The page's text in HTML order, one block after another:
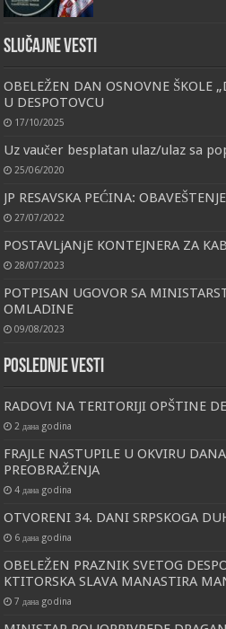
Slučajne vesti
OBELEŽEN DAN OSNOVNE ŠKOLE
U DESPOTOVCU
17/10/2025
Uz vaučer besplatan ulaz/ulaz sa
25/06/2020
JP RESAVSKA PEĆINA: OBAVEŠTENJE
27/07/2022
POSTAVLjANjE KONTEJNERA ZA
28/07/2023
POTPISAN UGOVOR SA
OMLADINE
09/08/2023
Poslednje vesti
RADOVI NA TERITORIJI OPŠTINE
2 дана godina
FRAJLE NASTUPILE U OKVIRU
PREOBRAŽENJA
4 дана godina
OTVORENI 34. DANI SRPSKOGA
6 дана godina
OBELEŽEN PRAZNIK SVETOG
KTITORSKA SLAVA MANASTIRA
7 дана godina